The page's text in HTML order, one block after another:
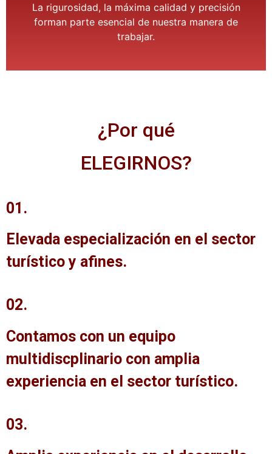
La rigurosidad, la máxima calidad y precisión
forman parte esencial de nuestra manera de
trabajar.
¿Por qué
ELEGIRNOS?
01.
Elevada especialización en el sector
turístico y afines.
02.
Contamos con un equipo
multidiscplinario con amplia
experiencia en el sector turístico.
03.